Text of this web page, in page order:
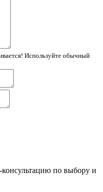
Используйте обычный
по выбору и